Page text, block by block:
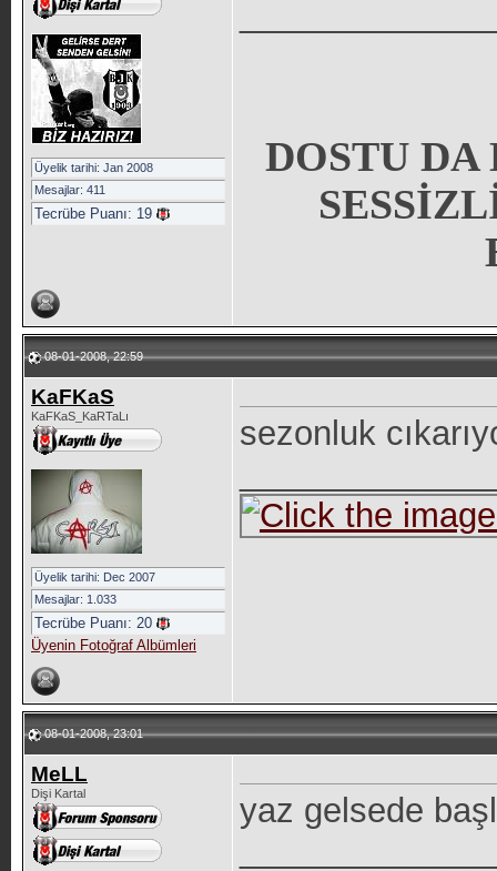
Üyelik tarihi: Jan 2008
Mesajlar: 411
Tecrübe Puanı: 19
DOSTU
08-01-2008, 22:59
KaFKaS
KaFKaS_KaRTaLı
Üyelik tarihi: Dec 2007
Mesajlar: 1.033
Tecrübe Puanı: 20
Üyenin Fotoğraf Albümleri
sezonluk
08-01-2008, 23:01
MeLL
Dişi Kartal
yaz gelsede